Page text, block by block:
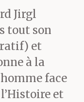
plus
3 ans,
Jirgl
tout son
et
à la
face
et